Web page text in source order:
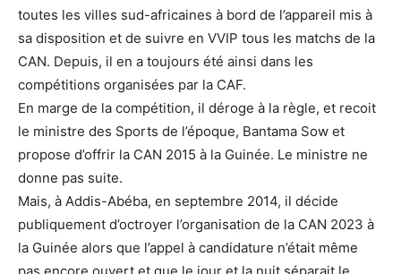
toutes les villes sud-africaines à bord de l’appareil mis à
sa disposition et de suivre en VVIP tous les matchs de la
CAN. Depuis, il en a toujours été ainsi dans les
compétitions organisées par la CAF.
En marge de la compétition, il déroge à la règle, et recoit
le ministre des Sports de l’époque, Bantama Sow et
propose d’offrir la CAN 2015 à la Guinée. Le ministre ne
donne pas suite.
Mais, à Addis-Abéba, en septembre 2014, il décide
publiquement d’octroyer l’organisation de la CAN 2023 à
la Guinée alors que l’appel à candidature n’était même